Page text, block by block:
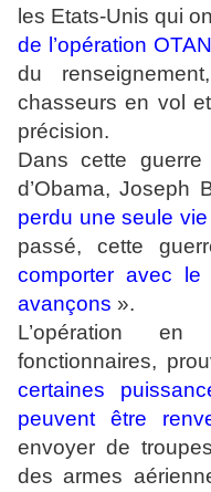
les Etats-Unis qui
de l’opération OTAN
du
chasseurs en vol
précision.
Dans cette guerre
d’Obama, Joseph
perdu une seule vie
passé, cette
comporter avec
avançons ».
L’opération
fonctionnaires,
certaines
peuvent être
envoyer de
des armes